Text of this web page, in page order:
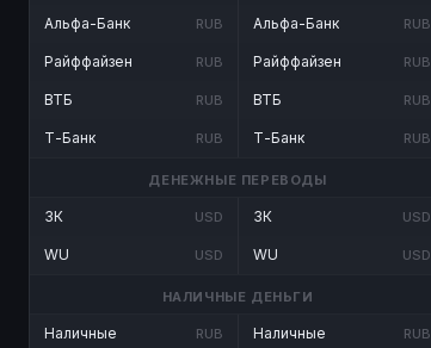
Альфа-Банк RUB
Райффайзен RUB
ВТБ RUB
Т-Банк RUB
Альфа-Банк RUB
Райффайзен RUB
ВТБ RUB
Т-Банк RUB
ДЕНЕЖНЫЕ ПЕРЕВОДЫ
ЗК USD
WU USD
ЗК USD
WU USD
НАЛИЧНЫЕ ДЕНЬГИ
Наличные RUB Наличные RUB